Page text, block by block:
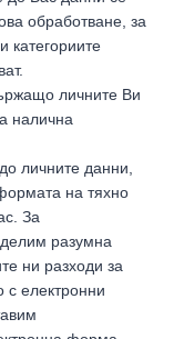
обработване, за
категориите
личните Ви
налична
личните данни,
на тяхно
За
разумна
ни разходи за
с електронни